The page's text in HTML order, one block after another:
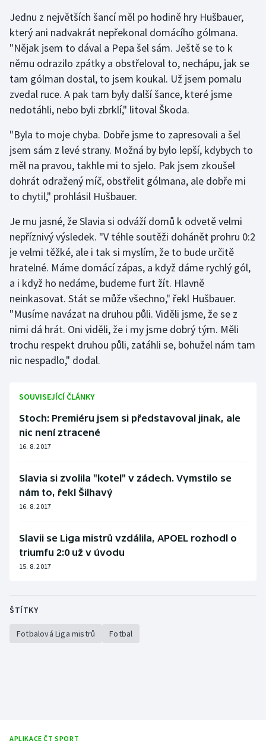
Jednu z největších šancí měl po hodině hry Hušbauer,
který ani nadvakrát nepřekonal domácího gólmana.
"Nějak jsem to dával a Pepa šel sám. Ještě se to k
němu odrazilo zpátky a obstřeloval to, nechápu, jak se
tam gólman dostal, to jsem koukal. Už jsem pomalu
zvedal ruce. A pak tam byly další šance, které jsme
nedotáhli, nebo byli zbrklí," litoval Škoda.
"Byla to moje chyba. Dobře jsme to zapresovali a šel
jsem sám z levé strany. Možná by bylo lepší, kdybych to
měl na pravou, takhle mi to sjelo. Pak jsem zkoušel
dohrát odražený míč, obstřelit gólmana, ale dobře mi
to chytil," prohlásil Hušbauer.
Je mu jasné, že Slavia si odváží domů k odvetě velmi
nepříznivý výsledek. "V téhle soutěži dohánět prohru 0:2
je velmi těžké, ale i tak si myslím, že to bude určitě
hratelné. Máme domácí zápas, a když dáme rychlý gól,
a i když ho nedáme, budeme furt žít. Hlavně
neinkasovat. Stát se může všechno," řekl Hušbauer.
"Musíme navázat na druhou půli. Viděli jsme, že se z
nimi dá hrát. Oni viděli, že i my jsme dobrý tým. Měli
trochu respekt druhou půli, zatáhli se, bohužel nám tam
nic nespadlo," dodal.
SOUVISEJÍCÍ ČLÁNKY
Stoch: Premiéru jsem si představoval jinak, ale
nic není ztracené
16. 8. 2017
Slavia si zvolila "kotel" v zádech. Vymstilo se
nám to, řekl Šilhavý
16. 8. 2017
Slavii se Liga mistrů vzdálila, APOEL rozhodl o
triumfu 2:0 už v úvodu
15. 8. 2017
ŠTÍTKY
Fotbalová Liga mistrů Fotbal
APLIKACE ČT SPORT